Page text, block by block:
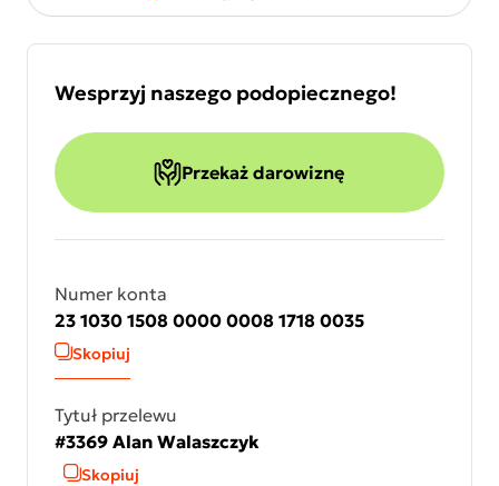
Wesprzyj naszego podopiecznego!
Przekaż darowiznę
Numer konta
23 1030 1508 0000 0008 1718 0035
Skopiuj
Tytuł przelewu
#3369 Alan Walaszczyk
Skopiuj